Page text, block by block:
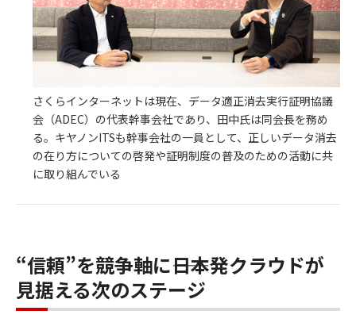
さくらインターネットは現在、データ適正消去実行証明協議
会（ADEC）の代表幹事会社であり、田中氏は同会長を務め
る。キヤノンITSも幹事会社の一員として、正しいデータ消去
の在り方についての啓発や証明制度の普及のための活動に共
に取り組んでいる
“信頼”を競争軸に――日本発クラウドが
見据える次のステージ